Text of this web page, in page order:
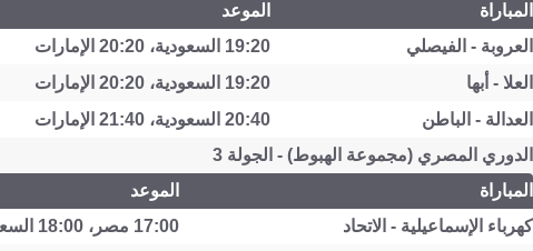
المباراة
الموعد
العروبة - الفيصلي
19:20 السعودية، 20:20 الإمارات
العلا - أبها
19:20 السعودية، 20:20 الإمارات
العدالة - الباطن
20:40 السعودية، 21:40 الإمارات
الدوري المصري (مجموعة الهبوط) - الجولة 3
المباراة
الموعد
كهرباء الإسماعيلية - الاتحاد
17:00 مصر، 18:00 السعودية